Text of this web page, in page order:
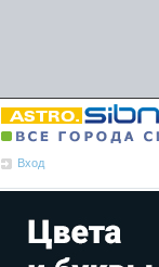
Вход